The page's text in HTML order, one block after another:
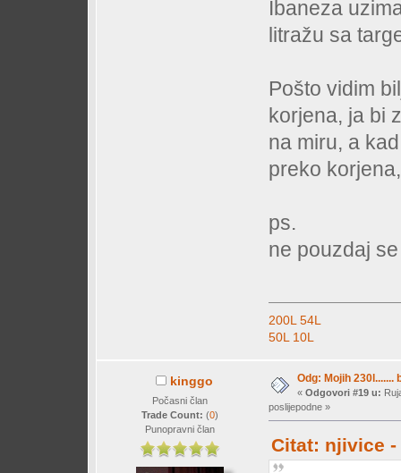
Ibaneza
litražu sa
Pošto vidim
korjena, ja bi
na miru, a
preko
ps.
ne pouzdaj
200L 54L
50L 10L
kinggo
Počasni član
Trade Count: (0)
Punopravni član
Odg: Mojih 230l.......
« Odgovori #19 u:
poslijepodne »
Citat: njivice -